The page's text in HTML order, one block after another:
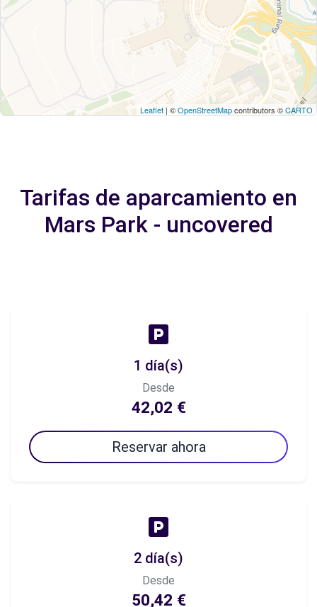
Leaflet | ©OpenStreetMapcontributors ©CARTO
Tarifas de aparcamiento en
Mars Park - uncovered
1 día(s)
Desde
42,02 €
Reservar ahora
2 día(s)
Desde
50,42 €